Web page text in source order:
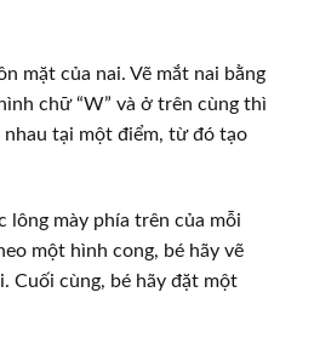
mặt của nai. Vẽ mắt nai bằng
chữ “W” và ở trên cùng thì
nhau tại một điểm, từ đó tạo
lông mày phía trên của mỗi
một hình cong, bé hãy vẽ
Cuối cùng, bé hãy đặt một